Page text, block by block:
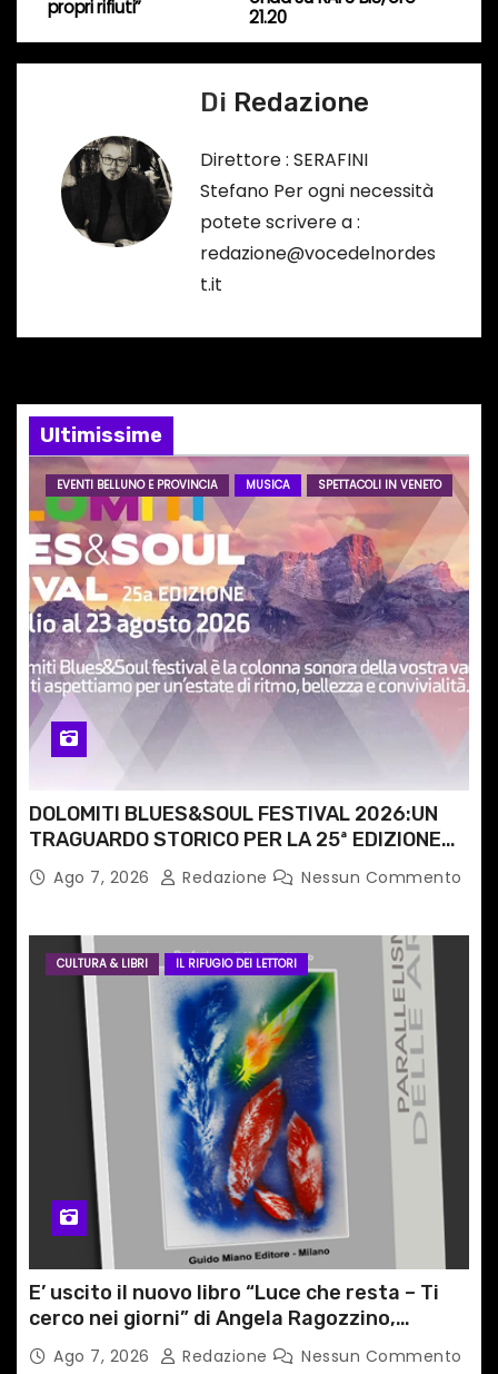
…
v
e
a
r
t
i
c
o
l
i
21.20
propri rifiuti”
Di Redazione
Direttore : SERAFINI
Stefano Per ogni necessità
potete scrivere a :
redazione@vocedelnordes
t.it
Ultimissime
EVENTI BELLUNO E PROVINCIA MUSICA SPETTACOLI IN VENETO
DOLOMITI BLUES&SOUL FESTIVAL 2026:UN
TRAGUARDO STORICO PER LA 25ª EDIZIONE
TRA LE CIME PATRIMONIO UNESCO
Ago 7, 2026 Redazione Nessun Commento
CULTURA & LIBRI IL RIFUGIO DEI LETTORI
E’ uscito il nuovo libro “Luce che resta – Ti
cerco nei giorni” di Angela Ragozzino,
medico primario di Capua
Ago 7, 2026 Redazione Nessun Commento